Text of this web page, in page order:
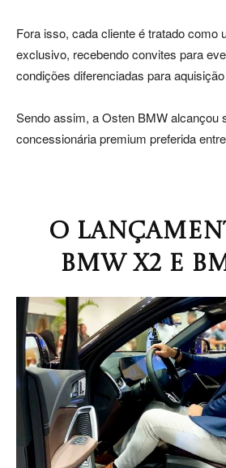
Fora isso, cada cliente é tratado como
exclusivo, recebendo convites para
condições diferenciadas para
Sendo assim, a Osten BMW alcançou
concessionária premium preferida
O
BMW X2 E